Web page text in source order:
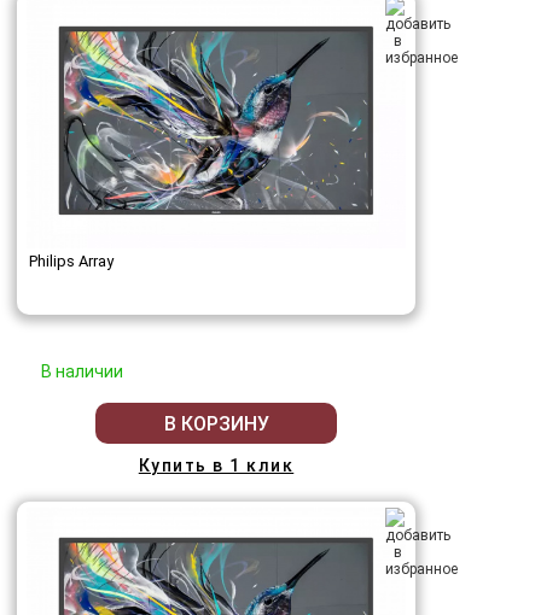
Philips Array
В наличии
В КОРЗИНУ
Купить в 1 клик